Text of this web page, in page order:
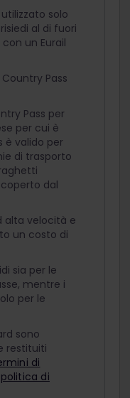
solo
al di fuori
un Eurail
Pass
Pass per
per cui è
è valido per
di trasporto
dal
alta velocità e
un costo di
sia per le
mentre i
per le
sono
restituiti
di
politica di